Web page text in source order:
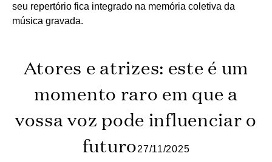
seu repertório fica integrado na memória coletiva da
música gravada.
Atores e atrizes: este é um
momento raro em que a
vossa voz pode influenciar o
futuro27/11/2025